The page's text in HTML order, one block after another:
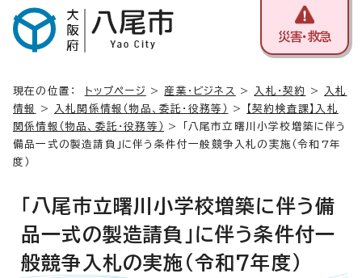
災害・救急
現在の位置： トップページ > 産業・ビジネス > 入札・契約 >
入札
情報
> 入札関係情報（物品、委託・役務等） >
【契約検査課】入札
関係情報（物品、委託・役務等）
> 「八尾市立曙川小学校増築に伴う
備品一式の製造請負」に伴う条件付一般競争入札の実施（令和7年
度）
「八尾市立曙川小学校増築に伴う備
品一式の製造請負」に伴う条件付一
般競争入札の実施（令和7年度）